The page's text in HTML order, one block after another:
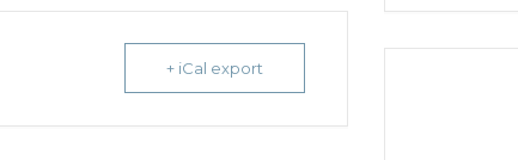
+ iCal export